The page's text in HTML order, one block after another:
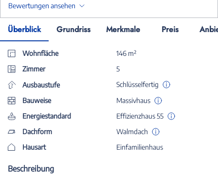
Bewertungen ansehen
Überblick Grundriss Merkmale Preis
Wohnfläche
146 m²
Zimmer
5
Ausbaustufe
Schlüsselfertig
Bauweise
Massivhaus
Energiestandard
Effizienzhaus 55
Dachform
Walmdach
Hausart
Einfamilienhaus
Beschreibung